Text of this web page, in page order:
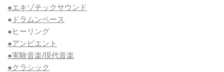
●エキゾチックサウンド
● ドラムンベース
●ヒーリング
●アンビエント
●実験音楽/現代音楽
●クラシック